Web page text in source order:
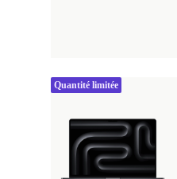
Quantité limitée